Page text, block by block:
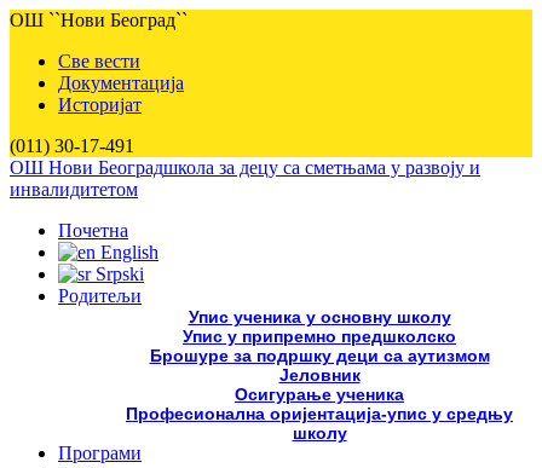
ОШ ``Нови Београд``
Све вести
Документација
Историјат
(011) 30-17-491
ОШ Нови Београдшкола за децу са сметњама у развоју и
инвалидитетом
Почетна
English
Srpski
Родитељи
Упис ученика у основну школу
Упис у припремно предшколско
Брошуре за подршку деци са аутизмом
Јеловник
Осигурање ученика
Професионална оријентација-упис у средњу
школу
Програми